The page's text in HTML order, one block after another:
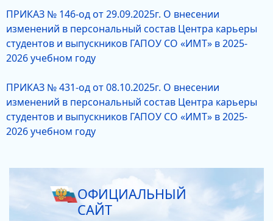
ПРИКАЗ № 146-од от 29.09.2025г. О внесении
изменений в персональный состав Центра карьеры
студентов и выпускников ГАПОУ СО «ИМТ» в 2025-
2026 учебном году
ПРИКАЗ № 431-од от 08.10.2025г. О внесении
изменений в персональный состав Центра карьеры
студентов и выпускников ГАПОУ СО «ИМТ» в 2025-
2026 учебном году
ОФИЦИАЛЬНЫЙ
САЙТ